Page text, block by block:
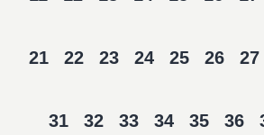
21 22 23 24 25 26 27
31 32 33 34 35 36